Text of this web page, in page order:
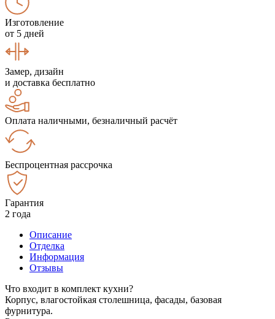
Изготовление
от 5 дней
Замер, дизайн
и доставка бесплатно
Оплата наличными, безналичный расчёт
Беспроцентная рассрочка
Гарантия
2 года
Описание
Отделка
Информация
Отзывы
Что входит в комплект кухни?
Корпус, влагостойкая столешница, фасады, базовая
фурнитура.